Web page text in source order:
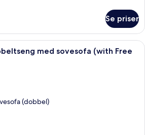
Se priser
Rom – standard, 1 dobbeltseng
med sovesofa (with Free
(dobbel)